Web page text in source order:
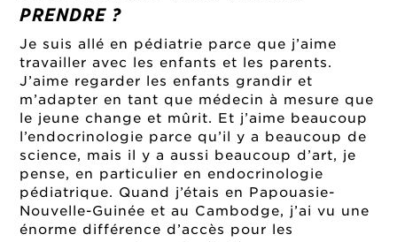
PRENDRE ?
Je suis allé en pédiatrie parce que j’aime
travailler avec les enfants et les parents.
J’aime regarder les enfants grandir et
m’adapter en tant que médecin à mesure que
le jeune change et mûrit. Et j’aime beaucoup
l’endocrinologie parce qu’il y a beaucoup de
science, mais il y a aussi beaucoup d’art, je
pense, en particulier en endocrinologie
pédiatrique. Quand j’étais en Papouasie-
Nouvelle-Guinée et au Cambodge, j’ai vu une
énorme différence d’accès pour les